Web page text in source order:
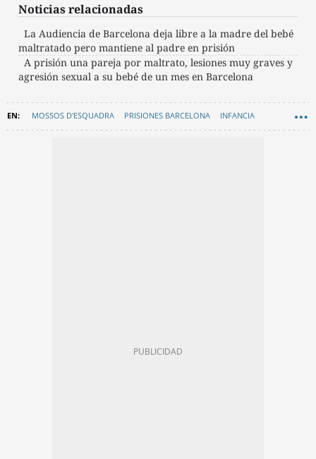
Noticias relacionadas
La Audiencia de Barcelona deja libre a la madre del bebé
maltratado pero mantiene al padre en prisión
A prisión una pareja por maltrato, lesiones muy graves y
agresión sexual a su bebé de un mes en Barcelona
MOSSOS D'ESQUADRA PRISIONES BARCELONA INFANCIA